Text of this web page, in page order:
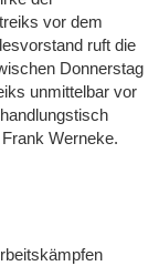
vor dem
ruft die
Donnerstag
unmittelbar vor
Werneke.